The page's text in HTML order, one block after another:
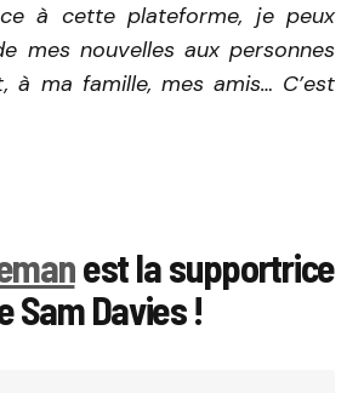
à cette plateforme, je peux
mes nouvelles aux personnes
à ma famille, mes amis… C’est
est la supportrice
Sam Davies !